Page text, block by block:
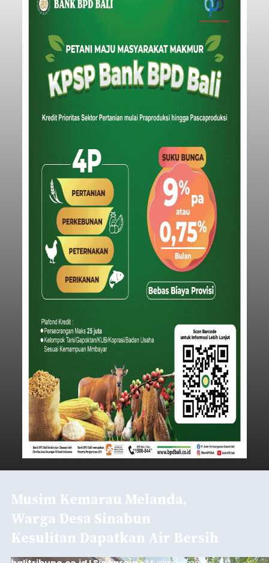
Musim Kemarau Melanda,
Warga Desa Sinabun
Kesulitan Dapatkan Air Bersih